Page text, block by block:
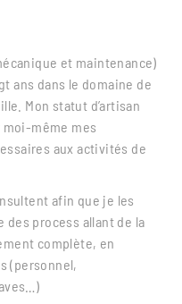
et maintenance)
ans dans le domaine de
Mon statut d’artisan
moi-même mes
aux activités de
afin que je les
des process allant de la
complète, en
(personnel,